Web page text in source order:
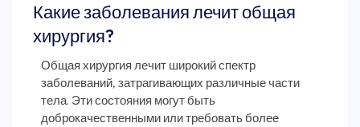
Какие заболевания лечит общая
хирургия?
Общая хирургия лечит широкий спектр
заболеваний, затрагивающих различные части
тела. Эти состояния могут быть
доброкачественными или требовать более